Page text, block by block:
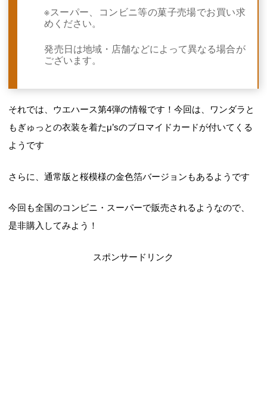
※スーパー、コンビニ等の菓子売場でお買い求
めください。
発売日は地域・店舗などによって異なる場合が
ございます。
それでは、ウエハース第4弾の情報です！今回は、ワンダラと
もぎゅっとの衣装を着たμ’sのブロマイドカードが付いてくる
ようです
さらに、通常版と桜模様の金色箔バージョンもあるようです
今回も全国のコンビニ・スーパーで販売されるようなので、
是非購入してみよう！
スポンサードリンク